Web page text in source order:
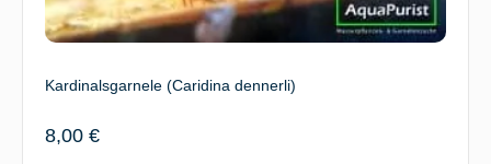
Kardinalsgarnele (Caridina dennerli)
8,00 €